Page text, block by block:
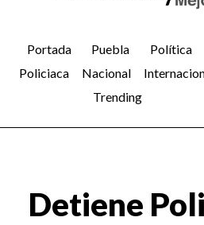
Portada Puebla Política
Policiaca
Nacional
Trending
Detiene